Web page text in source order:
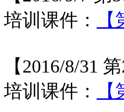
培训课件：
【2016/8/31
培训课件：